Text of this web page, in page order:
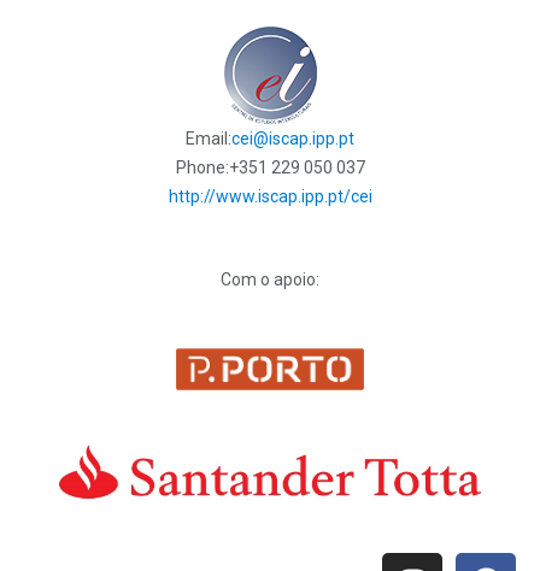
Email:cei@iscap.ipp.pt
Phone:+351 229 050 037
http://www.iscap.ipp.pt/cei
Com o apoio: